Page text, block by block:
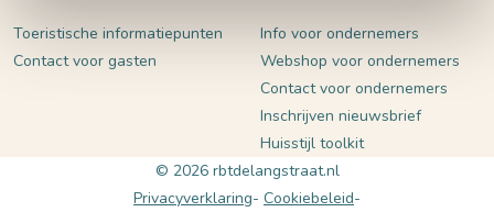
Toeristische informatiepunten
Contact voor gasten
Info voor ondernemers
Webshop voor ondernemers
Contact voor ondernemers
Inschrijven nieuwsbrief
Huisstijl toolkit
© 2026 rbtdelangstraat.nl
Privacyverklaring Cookiebeleid